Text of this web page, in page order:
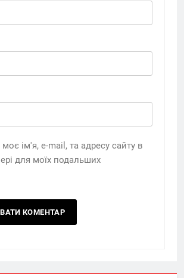
моє ім'я, e-mail, та адресу сайту в
для моїх подальших